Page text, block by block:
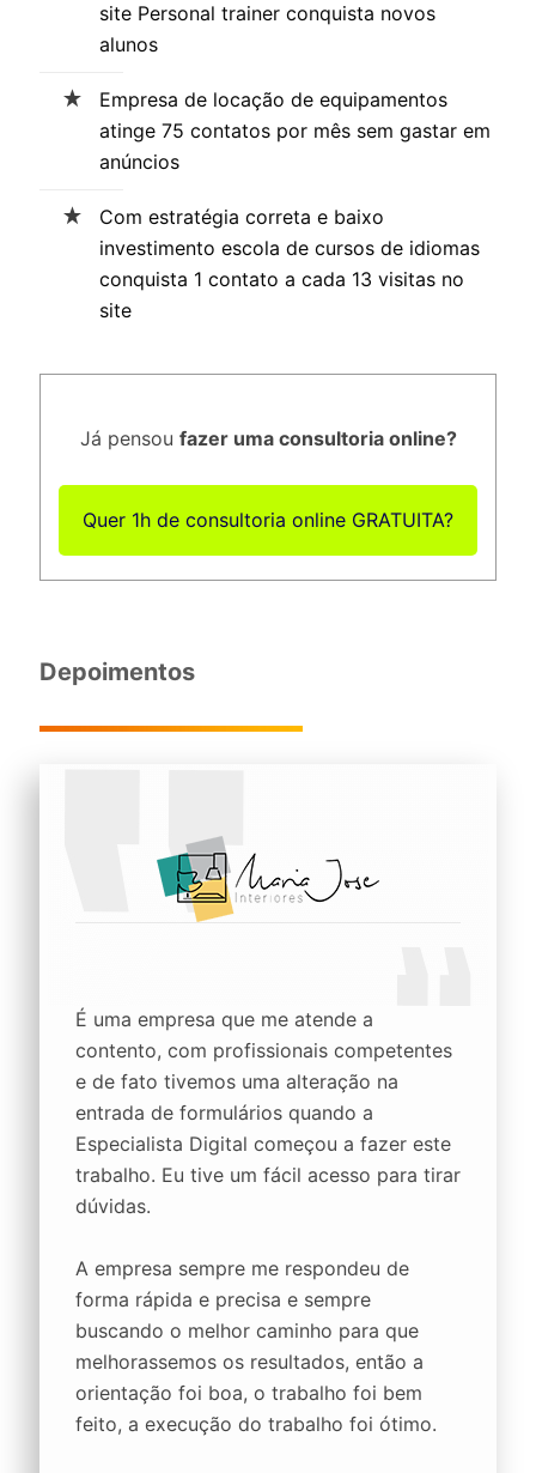
site Personal trainer conquista novos
alunos
Empresa de locação de equipamentos
atinge 75 contatos por mês sem gastar em
anúncios
Com estratégia correta e baixo
investimento escola de cursos de idiomas
conquista 1 contato a cada 13 visitas no
site
Já pensou fazer uma consultoria online?
Quer 1h de consultoria online GRATUITA?
Depoimentos
É uma empresa que me atende a
contento, com profissionais competentes
e de fato tivemos uma alteração na
entrada de formulários quando a
Especialista Digital começou a fazer este
trabalho. Eu tive um fácil acesso para tirar
dúvidas.
A empresa sempre me respondeu de
forma rápida e precisa e sempre
buscando o melhor caminho para que
melhorassemos os resultados, então a
orientação foi boa, o trabalho foi bem
feito, a execução do trabalho foi ótimo.